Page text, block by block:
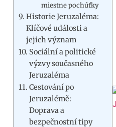
miestne pochúťky
Historie Jeruzaléma:
Klíčové události a
jejich význam
Sociální a politické
výzvy současného
Jeruzaléma
Cestování po
Jeruzalémě:
Doprava a
bezpečnostní tipy